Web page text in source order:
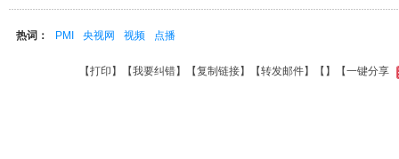
热词： PMI 央视网 视频 点播
【打印 】【我要纠错】【复制链接】【转发邮件】【 】 【一键分享